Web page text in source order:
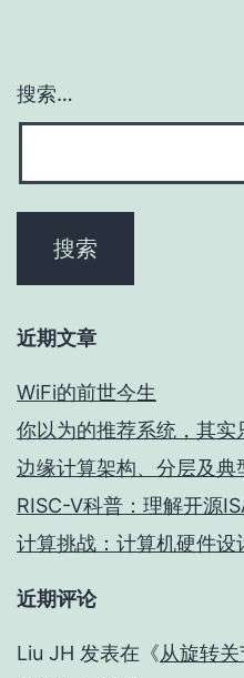
搜索…
近期文章
WiFi的前世今生
你以为的推荐系统，其实
边缘计算架构、分层及典
RISC-V科普：理解开源
计算挑战：计算机硬件设
近期评论
Liu JH 发表在《从旋转